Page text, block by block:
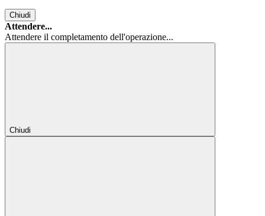
Chiudi
Attendere...
Attendere il completamento dell'operazione...
Chiudi